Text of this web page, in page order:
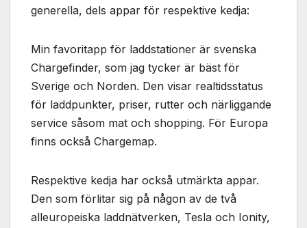
generella, dels appar för respektive kedja:
Min favoritapp för laddstationer är svenska
Chargefinder, som jag tycker är bäst för
Sverige och Norden. Den visar realtidsstatus
för laddpunkter, priser, rutter och närliggande
service såsom mat och shopping. För Europa
finns också Chargemap.
Respektive kedja har också utmärkta appar.
Den som förlitar sig på någon av de två
alleuropeiska laddnätverken, Tesla och Ionity,